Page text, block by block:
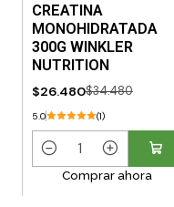
d
a
d
CREATINA
MONOHIDRATADA
300G WINKLER
NUTRITION
$26.480$34.480
5.0 (1)
Comprar ahora